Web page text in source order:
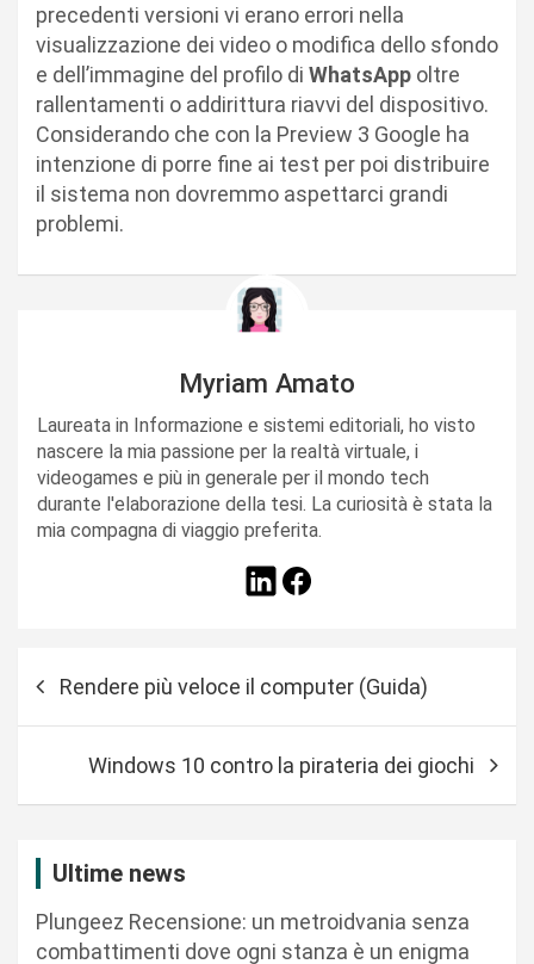
precedenti versioni vi erano errori nella
visualizzazione dei video o modifica dello sfondo
e dell’immagine del profilo di WhatsApp oltre
rallentamenti o addirittura riavvi del dispositivo.
Considerando che con la Preview 3 Google ha
intenzione di porre fine ai test per poi distribuire
il sistema non dovremmo aspettarci grandi
problemi.
Myriam Amato
Laureata in Informazione e sistemi editoriali, ho visto
nascere la mia passione per la realtà virtuale, i
videogames e più in generale per il mondo tech
durante l'elaborazione della tesi. La curiosità è stata la
mia compagna di viaggio preferita.
Rendere più veloce il computer (Guida)
Windows 10 contro la pirateria dei giochi
Ultime news
Plungeez Recensione: un metroidvania senza
combattimenti dove ogni stanza è un enigma